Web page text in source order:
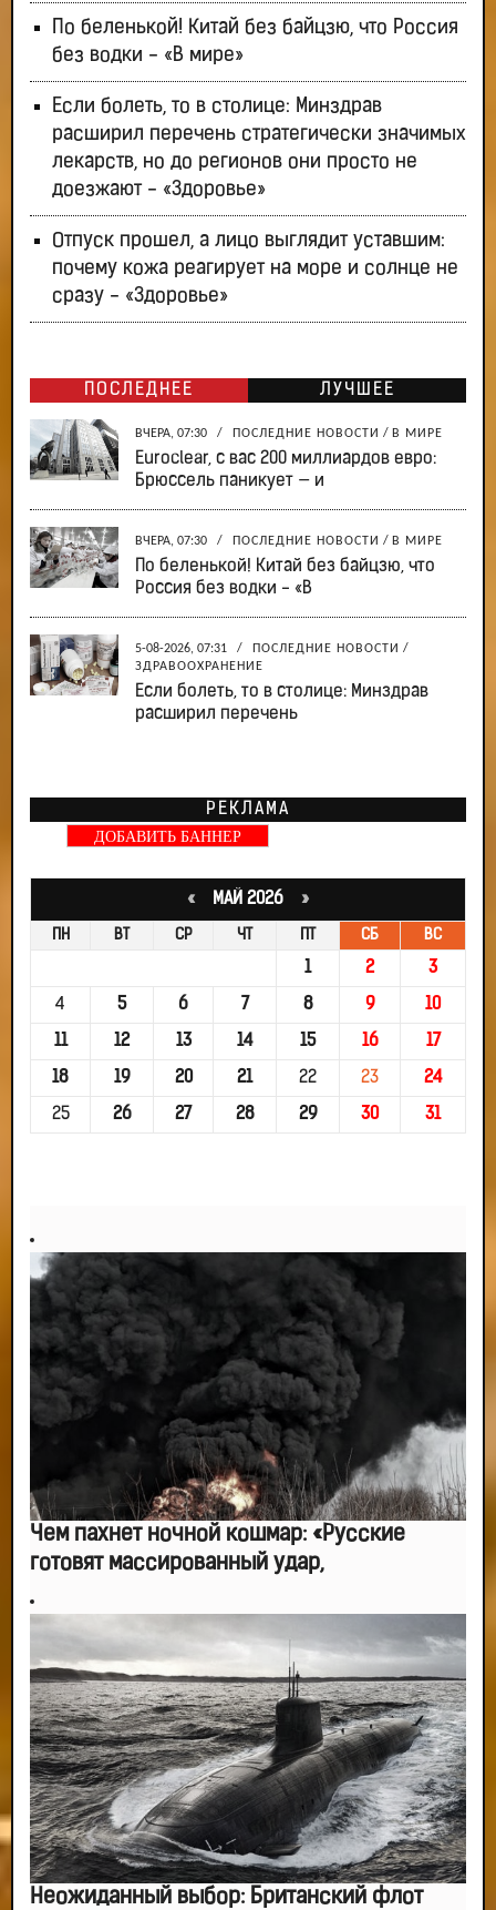
По беленькой! Китай без байцзю, что Россия
без водки - «В мире»
Если болеть, то в столице: Минздрав
расширил перечень стратегически значимых
лекарств, но до регионов они просто не
доезжают - «Здоровье»
Отпуск прошел, а лицо выглядит уставшим:
почему кожа реагирует на море и солнце не
сразу - «Здоровье»
ПОСЛЕДНЕЕ ЛУЧШЕЕ
ВЧЕРА, 07:30 / ПОСЛЕДНИЕ НОВОСТИ / В МИРЕ
Euroclear, с вас 200 миллиардов евро:
Брюссель паникует — и
ВЧЕРА, 07:30 / ПОСЛЕДНИЕ НОВОСТИ / В МИРЕ
По беленькой! Китай без байцзю, что
Россия без водки - «В
5-08-2026, 07:31 / ПОСЛЕДНИЕ НОВОСТИ /
ЗДРАВООХРАНЕНИЕ
Если болеть, то в столице: Минздрав
расширил перечень
РЕКЛАМА
ДОБАВИТЬ БАННЕР
« МАЙ 2026 »
ПН ВТ СР ЧТ ПТ СБ ВС
1 2 3
4 5 6 7 8 9 10
11 12 13 14 15 16 17
18 19 20 21 22 23 24
25 26 27 28 29 30 31
Чем пахнет ночной кошмар: «Русские
готовят массированный удар,
Неожиданный выбор: Британский флот